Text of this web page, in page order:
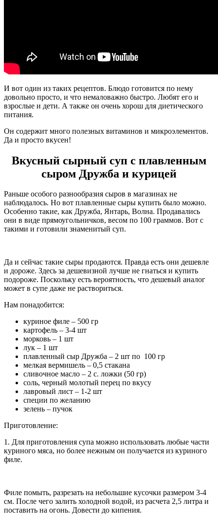
И вот один из таких рецептов. Блюдо готовится по нему
довольно просто, и что немаловажно быстро. Любят его и
взрослые и дети. А также он очень хорош для диетического
питания.
Он содержит много полезных витаминов и микроэлементов.
Да и просто вкусен!
Вкусный сырный суп с плавленным
сыром Дружба и курицей
Раньше особого разнообразия сыров в магазинах не
наблюдалось. Но вот плавленные сыры купить было можно.
Особенно такие, как Дружба, Янтарь, Волна. Продавались
они в виде прямоугольничков, весом по 100 граммов. Вот с
такими и готовили знаменитый суп.
Да и сейчас такие сыры продаются. Правда есть они дешевле
и дороже. Здесь за дешевизной лучше не гнаться и купить
подороже. Поскольку есть вероятность, что дешевый аналог
может в супе даже не раствориться.
Нам понадобится:
куриное филе – 500 гр
картофель – 3-4 шт
морковь – 1 шт
лук – 1 шт
плавленный сыр Дружба – 2 шт по 100 гр
мелкая вермишель – 0,5 стакана
сливочное масло – 2 с. ложки (50 гр)
соль, черный молотый перец по вкусу
лавровый лист – 1-2 шт
специи по желанию
зелень – пучок
Приготовление:
1. Для приготовления супа можно использовать любые части
куриного мяса, но более нежным он получается из куриного
филе.
Филе помыть, разрезать на небольшие кусочки размером 3-4
см. После чего залить холодной водой, из расчета 2,5 литра и
поставить на огонь. Довести до кипения.